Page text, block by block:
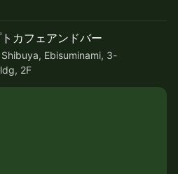
カフェアンドバー
Ebisuminami, 3-
2F